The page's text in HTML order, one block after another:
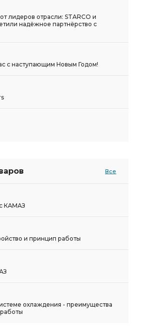
лидеров отрасли: STARCO и
надёжное партнёрство с
с наступающим Новым Годом!
Все
КАМАЗ
и принцип работы
охлаждения - преимущества